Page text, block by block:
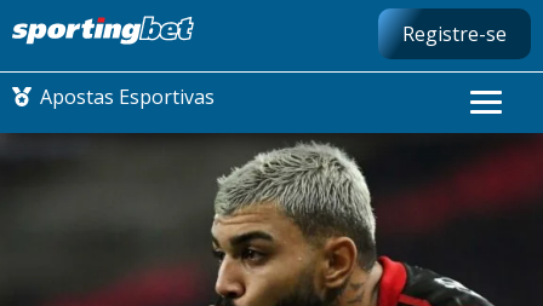
Registre-se
Apostas Esportivas
CONMEBOL LIBERTADORES
FUTEBOL NACIONAL